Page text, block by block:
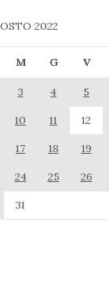
2022
M G V
3 4 5
10 11 12
17 18 19
24 25 26
31